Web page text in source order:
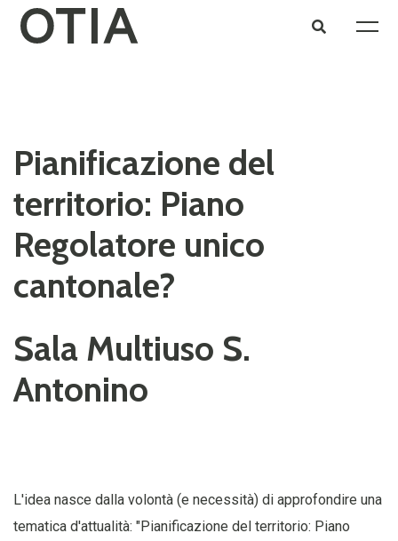
Pianificazione del
territorio: Piano
Regolatore unico
cantonale?
Sala Multiuso S.
Antonino
L'idea nasce dalla volontà (e necessità) di approfondire una
tematica d'attualità: "Pianificazione del territorio: Piano